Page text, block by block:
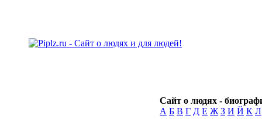
Сайт о людях -
А Б В Г Д Е Ж З И Й К Л